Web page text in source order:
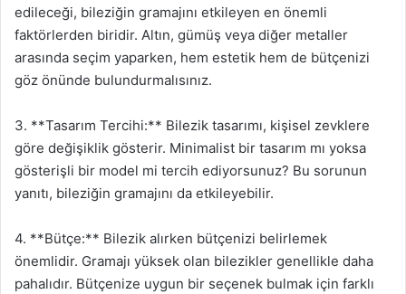
edileceği, bileziğin gramajını etkileyen en önemli
faktörlerden biridir. Altın, gümüş veya diğer metaller
arasında seçim yaparken, hem estetik hem de bütçenizi
göz önünde bulundurmalısınız.
3. **Tasarım Tercihi:** Bilezik tasarımı, kişisel zevklere
göre değişiklik gösterir. Minimalist bir tasarım mı yoksa
gösterişli bir model mi tercih ediyorsunuz? Bu sorunun
yanıtı, bileziğin gramajını da etkileyebilir.
4. **Bütçe:** Bilezik alırken bütçenizi belirlemek
önemlidir. Gramajı yüksek olan bilezikler genellikle daha
pahalıdır. Bütçenize uygun bir seçenek bulmak için farklı